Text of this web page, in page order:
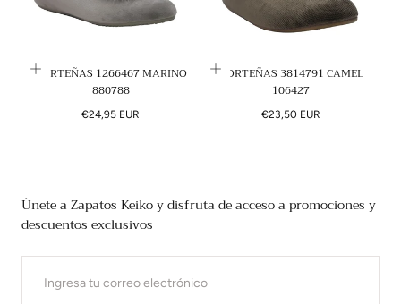
NORTEÑAS 1266467 MARINO
880788
Precio
€24,95 EUR
NORTEÑAS 3814791 CAMEL
106427
Precio
€23,50 EUR
Únete a Zapatos Keiko y disfruta de acceso a promociones y
descuentos exclusivos
CORREO